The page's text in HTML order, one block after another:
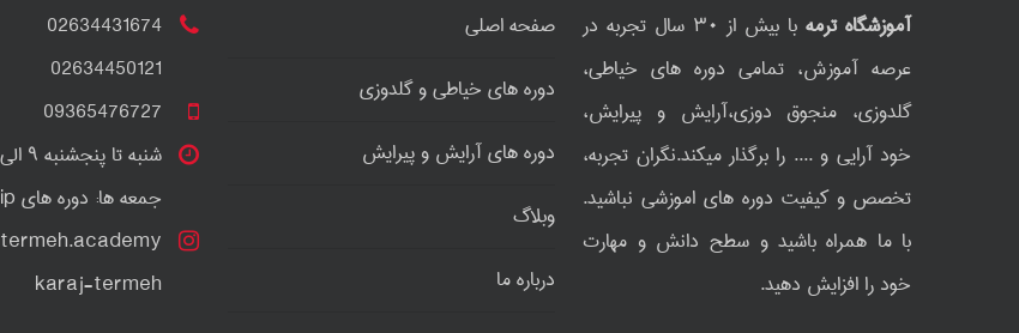
02634431674
02634450121
09365476727
شنبه تا پنجشنبه ۹ الی ۱۸
جمعه ها: دوره های vip و خصوصی
termeh.academy
karaj-termeh
صفحه اصلی
دوره های خیاطی و گلدوزی
دوره های آرایش و پیرایش
وبلاگ
درباره ما
آموزشگاه ترمه
با بیش از ۳۰ سال تجربه در
عرصه آموزش، تمامی دوره های خیاطی،
گلدوزی، منجوق دوزی،آرایش و پیرایش،
خود آرایی و .... را برگذار میکند.نگران تجربه،
تخصص و کیفیت دوره های اموزشی نباشید.
با ما همراه باشید و سطح دانش و مهارت
خود را افزایش دهید.